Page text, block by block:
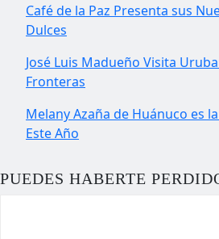
Café de la Paz Presenta sus
Dulces
José Luis Madueño Visita
Fronteras
Melany Azaña de Huánuco es
Este Año
PUEDES HABERTE